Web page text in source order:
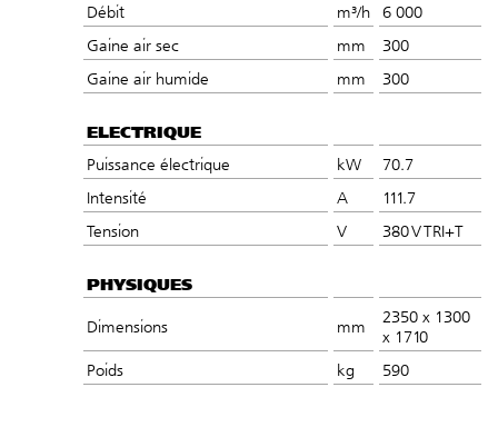
Débit m³/h 6 000
Gaine air sec
mm
300
Gaine air humide
mm 300
ELECTRIQUE
Puissance électrique kW
70.7
Intensité
A
111.7
Tension
V 380 V TRI+T
PHYSIQUES
Dimensions mm
2350 x 1300
x 1710
Poids
kg 590